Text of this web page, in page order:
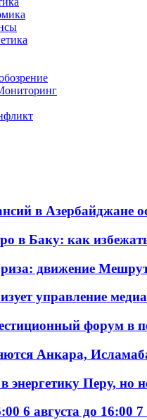
в Азербайджане
в Баку: как
движение
управление медиа
форум в
Анкара,
энергетику Перу, но
6 августа до 16:00 7